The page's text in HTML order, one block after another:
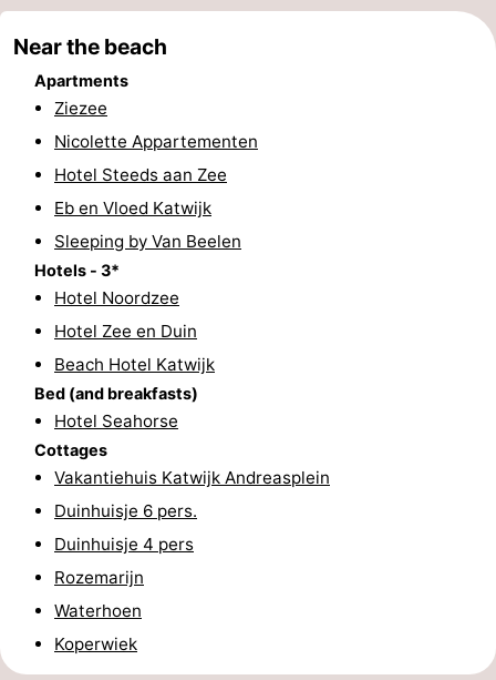
Route
Parking
Medical
addresses
Region
North
Nature
Schoorlse
Duinen
Bergen
Zee
Bergen
Alkmaar
Egmond
aan
Zee
Noordhollands
duinreservaat
Nature
-
Near the beach
Apartments
Ziezee
Nicolette Appartementen
Hotel Steeds aan Zee
Eb en Vloed Katwijk
Sleeping by Van Beelen
Hotels - 3*
Hotel Noordzee
Hotel Zee en Duin
Beach Hotel Katwijk
Bed (and breakfasts)
Hotel Seahorse
Cottages
Vakantiehuis Katwijk Andreasplein
Duinhuisje 6 pers.
Duinhuisje 4 pers
Rozemarijn
Waterhoen
Koperwiek